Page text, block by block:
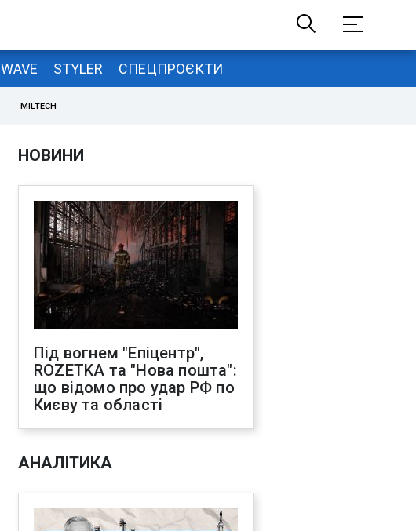
WAVE STYLER СПЕЦПРОЄКТИ
MILTECH
НОВИНИ
Під вогнем "Епіцентр",
ROZETKA та "Нова пошта":
що відомо про удар РФ по
Києву та області
АНАЛІТИКА